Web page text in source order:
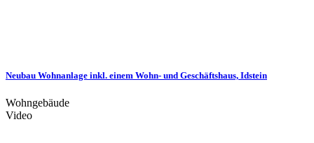
Neubau Wohnanlage inkl. einem Wohn- und Geschäftshaus, Idstein
Wohngebäude
Video